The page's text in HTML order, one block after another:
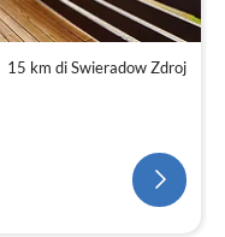
15 km di Swieradow Zdroj